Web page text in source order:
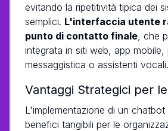
evitando la ripetitività tipica dei
semplici. L'interfaccia utente
punto di contatto finale , che
integrata in siti web, app mobile,
messaggistica o assistenti vocali.
Vantaggi Strategici per
L'implementazione di un
benefici tangibili per le